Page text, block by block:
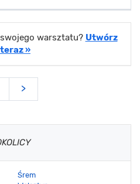
warsztatu? Utwórz
»
>
Śrem